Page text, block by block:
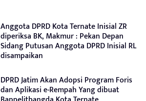
Anggota DPRD Kota Ternate Inisial ZR
diperiksa BK, Makmur : Pekan Depan
Sidang Putusan Anggota DPRD Inisial RL
disampaikan
DPRD Jatim Akan Adopsi Program Foris
dan Aplikasi e-Rempah Yang dibuat